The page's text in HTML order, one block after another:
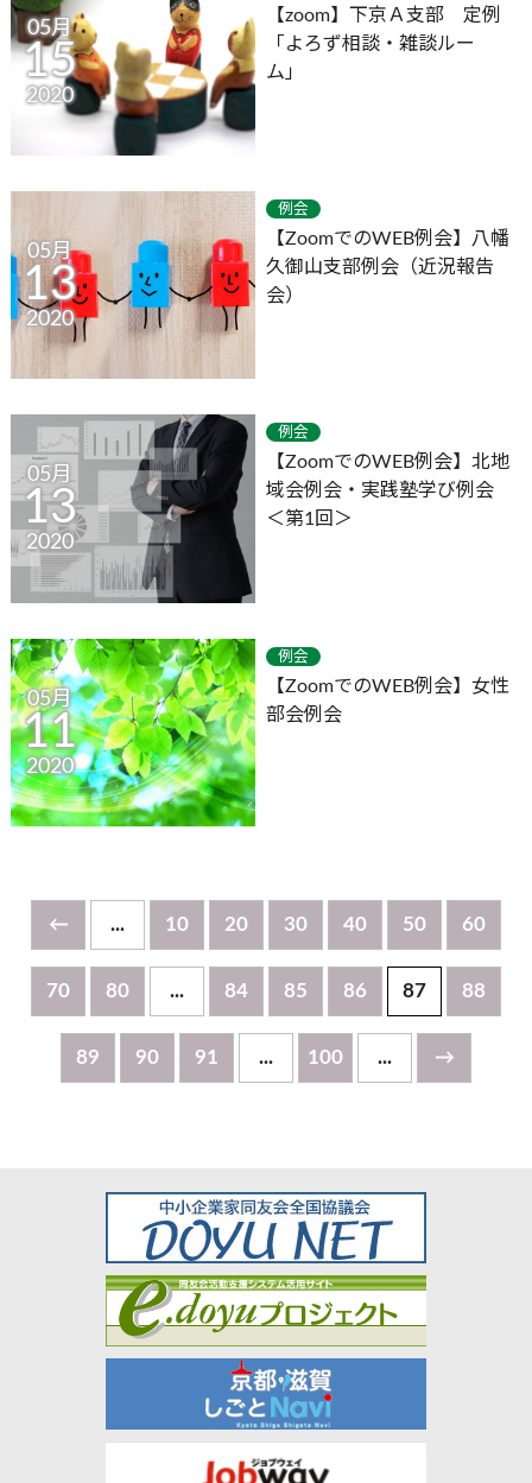
05月
15
2020
【zoom】下京Ａ支部 定例
「よろず相談・雑談ルー
ム」
05月
13
2020
例会
【ZoomでのWEB例会】八幡
久御山支部例会（近況報告
会）
05月
13
2020
例会
【ZoomでのWEB例会】北地
域会例会・実践塾学び例会
＜第1回＞
05月
11
2020
例会
【ZoomでのWEB例会】女性
部会例会
← ... 10 20 30 40 50 60
70 80 ... 84 85 86 87 88
89 90 91 ... 100 ... →